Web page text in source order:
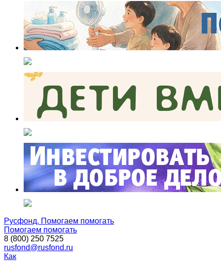
Русфонд. Помогаем помогать
Помогаем помогать
8 (800) 250 7525
rusfond@rusfond.ru
Как